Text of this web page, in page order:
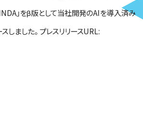
」をβ版として当社開発のAIを導入済み
しました。 プレスリリースURL: